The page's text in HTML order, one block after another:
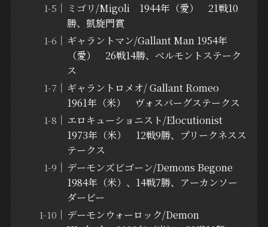
ミゴリ/Migoli 1944年（愛） 21戦10
勝、凱旋門賞
ギャラントマン/Gallant Man 1954年
（愛） 26戦14勝、ベルモントステーク
ス
ギャラントロメオ/ Gallant Romeo
1961年（米） ヴォスバーグステークス
エロキューショニスト/Elocutionist
1973年（米） 12戦9勝、プリークネスス
テークス
デーモンズビゴーン/Demons Begone
1984年（米）、14戦7勝、アーカンソー
ダービー
デーモンウォーロック/Demon